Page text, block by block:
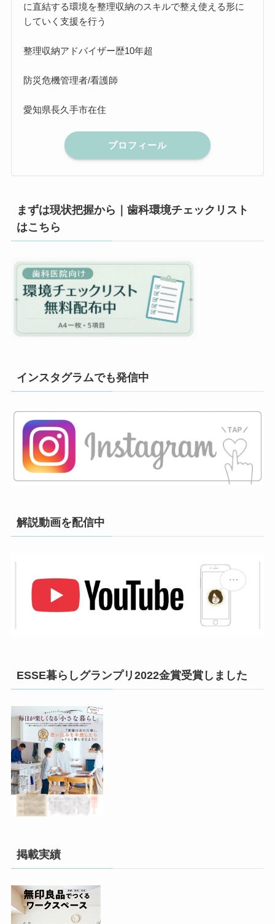
に直結する環境を整理収納のスキルで整え使える形に
していく支援を行う
整理収納アドバイザー歴10年超
防災危機管理者/看護師
愛知県長久手市在住
プロフィール
まずは現状把握から｜歯科環境チェックリスト
はこちら
インスタグラムでも発信中
解説動画を配信中
ESSE暮らしグランプリ2022金賞受賞しました
掲載実績